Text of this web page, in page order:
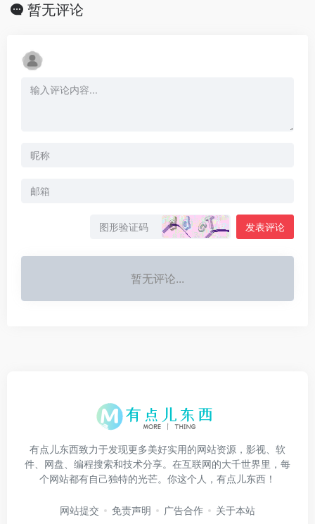
暂无评论
发表评论
暂无评论...
有点儿东西致力于发现更多美好实用的网站资源，影视、软
件、网盘、编程搜索和技术分享。在互联网的大千世界里，每
个网站都有自己独特的光芒。你这个人，有点儿东西！
网站提交 免责声明 广告合作 关于本站